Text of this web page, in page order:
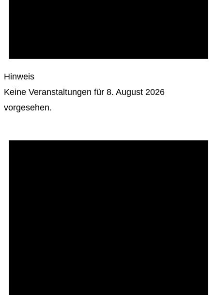
Hinweis
Keine Veranstaltungen für 8. August 2026
vorgesehen.